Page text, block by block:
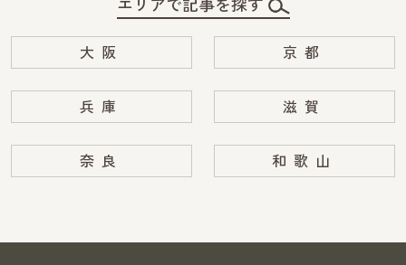
エリアで記事を探す
大阪 京都
兵庫 滋賀
奈良 和歌山